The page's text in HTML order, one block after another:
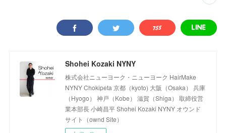
Shohei Kozaki NYNY
株式会社ニューヨーク・ニューヨーク HairMake
NYNY Chokipeta 京都（kyoto) 大阪（Osaka） 兵庫
（Hyogo） 神戸（Kobe） 滋賀（Shiga） 取締役営
業本部長 小崎昌平 Shohei Kozaki NYNY オウンド
サイト（ownd Site）